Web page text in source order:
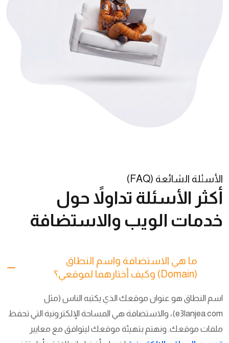
الأسئلة الشائعة (FAQ)
أكثر الأسئلة تداولاً حول
خدمات الويب والاستضافة
ما هي الاستضافة واسم النطاق
(Domain) وكيف أختارهما لموقعي؟
اسم النطاق هو عنوان موقعك الذي يكتبه الناس (مثل
e3lanjea.com)، والاستضافة هي المساحة الإلكترونية التي تحفظ
ملفات موقعك. ونهتم بتهيئة موقعك ليتوافق مع معايير